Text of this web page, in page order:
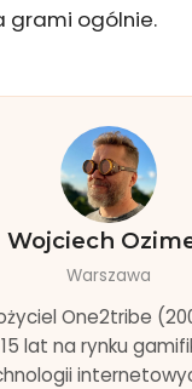
grami ogólnie.
Wojciech
Warszawa
One2tribe
lat na rynku